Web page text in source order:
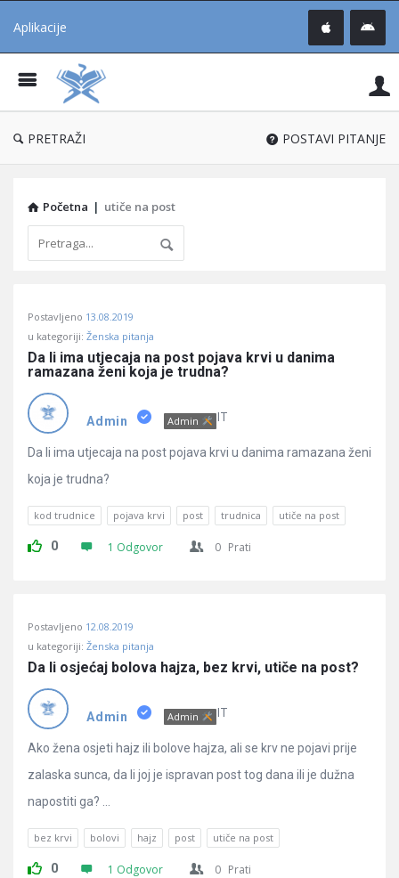
Aplikacije
®
PRETRAŽI POSTAVI PITANJE
Početna | utiče na post
Učene
Latest
Pitanja
Postavljeno 13.08.2019
u kategoriji: Ženska pitanja
Da li ima utjecaja na post pojava krvi u danima
ramazana ženi koja je trudna?
Admin Admin IT
Da li ima utjecaja na post pojava krvi u danima ramazana ženi
koja je trudna?
kod trudnice pojava krvi post trudnica utiče na post
0 1 Odgovor 0 Prati
Postavljeno 12.08.2019
u kategoriji: Ženska pitanja
Da li osjećaj bolova hajza, bez krvi, utiče na post?
Admin Admin IT
Ako žena osjeti hajz ili bolove hajza, ali se krv ne pojavi prije
zalaska sunca, da li joj je ispravan post tog dana ili je dužna
napostiti ga? ...
bez krvi bolovi hajz post utiče na post
0 1 Odgovor 0 Prati